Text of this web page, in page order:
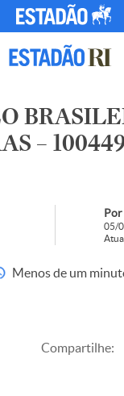
–
Por
05/
Menos de um
Compartilhe: